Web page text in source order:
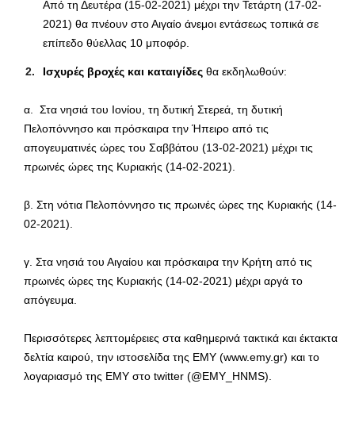
Από τη Δευτέρα (15-02-2021) μέχρι την Τετάρτη (17-02-
2021) θα πνέουν στο Αιγαίο άνεμοι εντάσεως τοπικά σε
επίπεδο θύελλας 10 μποφόρ.
Ισχυρές βροχές και καταιγίδες θα εκδηλωθούν:
α. Στα νησιά του Ιονίου, τη δυτική Στερεά, τη δυτική
Πελοπόννησο και πρόσκαιρα την Ήπειρο από τις
απογευματινές ώρες του Σαββάτου (13-02-2021) μέχρι τις
πρωινές ώρες της Κυριακής (14-02-2021).
β. Στη νότια Πελοπόννησο τις πρωινές ώρες της Κυριακής (14-
02-2021).
γ. Στα νησιά του Αιγαίου και πρόσκαιρα την Κρήτη από τις
πρωινές ώρες της Κυριακής (14-02-2021) μέχρι αργά το
απόγευμα.
Περισσότερες λεπτομέρειες στα καθημερινά τακτικά και έκτακτα
δελτία καιρού, την ιστοσελίδα της ΕΜΥ (www.emy.gr) και το
λογαριασμό της ΕΜΥ στο twitter (@EMY_HNMS).